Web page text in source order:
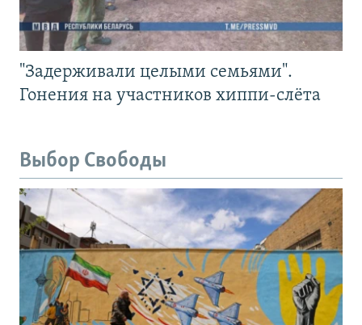
"Задерживали целыми семьями".
Гонения на участников хиппи-слёта
Выбор Свободы